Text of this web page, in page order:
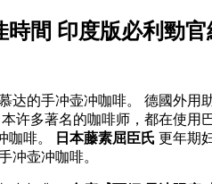
間 印度版必利勁
达的手冲壶冲咖啡。 德國外
许多著名的咖啡师，都在使用
咖啡。
日本藤素屈臣氏 更年期
冲壶冲咖啡。